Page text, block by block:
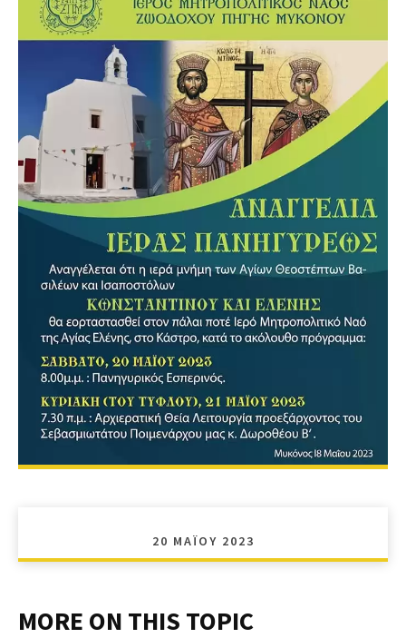
20 ΜΑΪ́ΟΥ 2023
MORE ON THIS TOPIC